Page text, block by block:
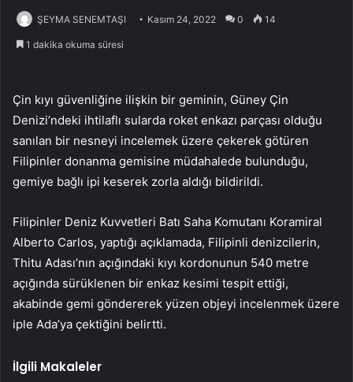
ŞEYMA SENEMTAŞI Kasım 24, 2022 0 14
1 dakika okuma süresi
Çin kıyı güvenliğine ilişkin bir geminin, Güney Çin
Denizi’ndeki ihtilaflı sularda roket enkazı parçası olduğu
sanılan bir nesneyi incelemek üzere çekerek götüren
Filipinler donanma gemisine müdahalede bulunduğu,
gemiye bağlı ipi keserek zorla aldığı bildirildi.
Filipinler Deniz Kuvvetleri Batı Saha Komutanı Koramiral
Alberto Carlos, yaptığı açıklamada, Filipinli denizcilerin,
Thitu Adası’nın açığındaki kıyı kordonunun 540 metre
açığında sürüklenen bir enkaz kesimi tespit ettiği,
akabinde gemi göndererek yüzen objeyi incelenmek üzere
iple Ada’ya çektiğini belirtti.
İlgili Makaleler